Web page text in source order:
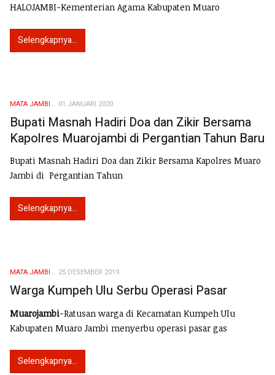
HALOJAMBI-Kementerian Agama Kabupaten Muaro
Selengkapnya...
MATA JAMBI 01 JANUARI 2020
Bupati Masnah Hadiri Doa dan Zikir Bersama
Kapolres Muarojambi di Pergantian Tahun Baru
Bupati Masnah Hadiri Doa dan Zikir Bersama Kapolres Muaro
Jambi di Pergantian Tahun
Selengkapnya...
MATA JAMBI 25 DESEMBER 2019
Warga Kumpeh Ulu Serbu Operasi Pasar
Muarojambi-Ratusan warga di Kecamatan Kumpeh Ulu
Kabupaten Muaro Jambi menyerbu operasi pasar gas
Selengkapnya...